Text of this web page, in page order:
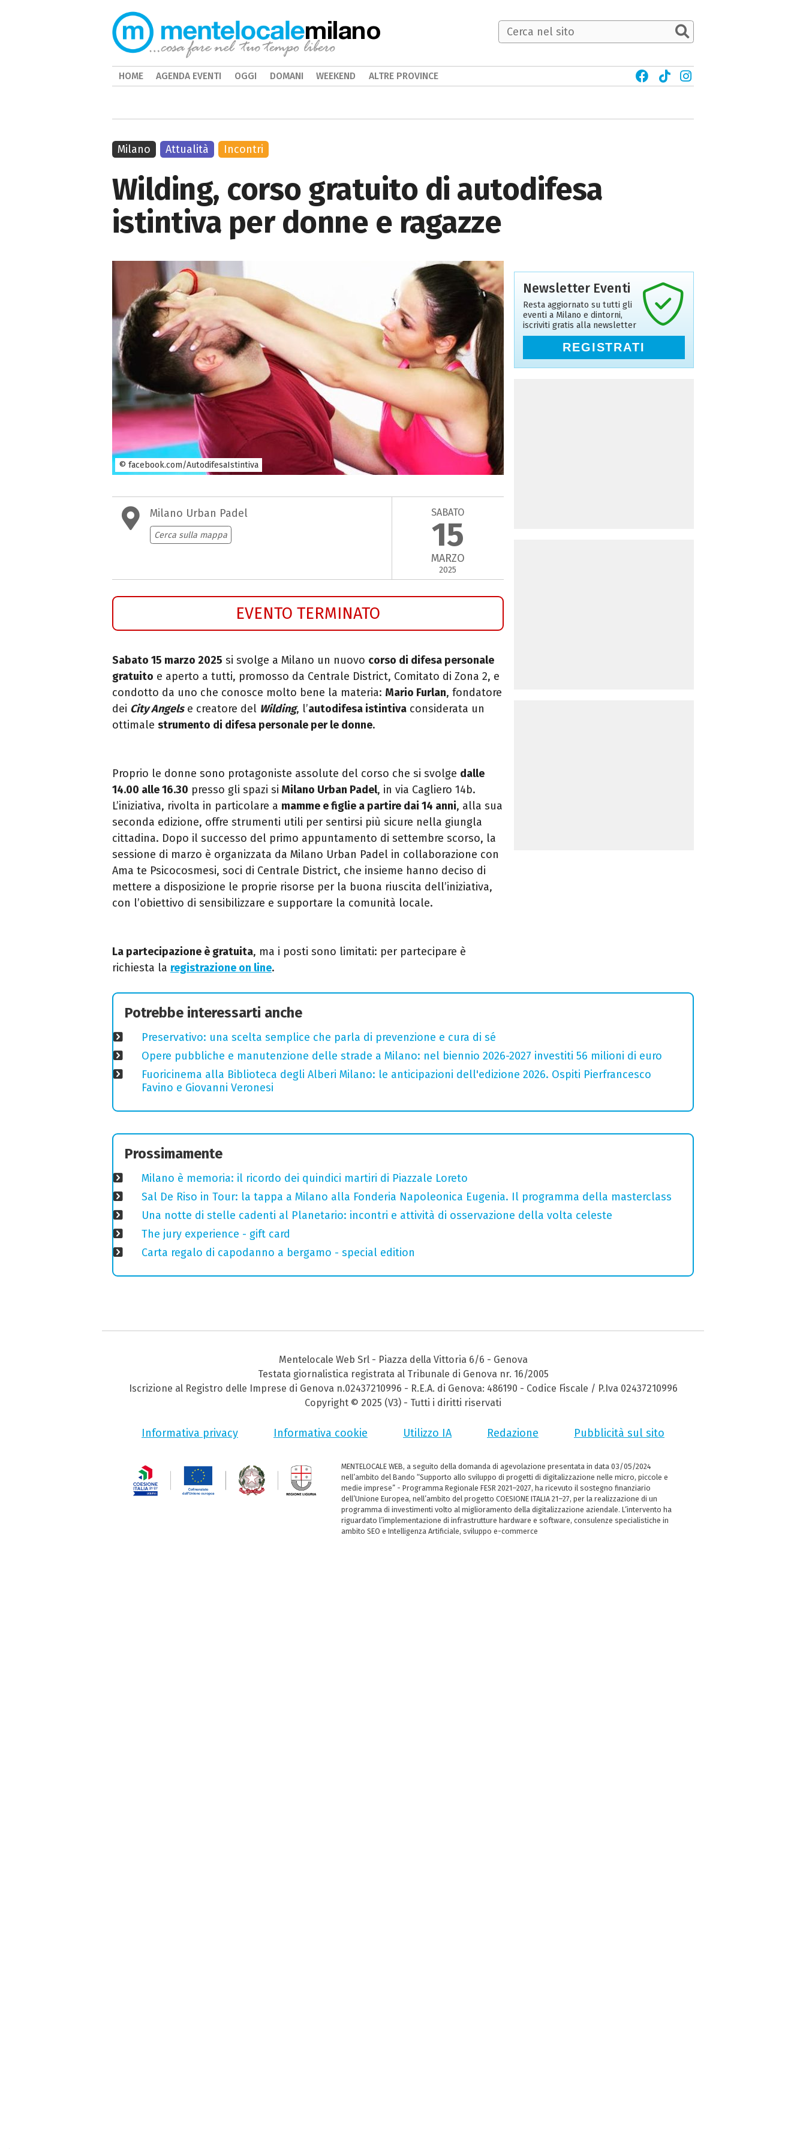
Wilding, corso gratuito di autodifesa
istintiva per donne e ragazze
© facebook.com/AutodifesaIstintiva
Milano Urban Padel
Cerca sulla mappa
SABATO
15
MARZO
2025
EVENTO TERMINATO
Sabato 15 marzo 2025 si svolge a Milano un nuovo corso di difesa personale
gratuito e aperto a tutti, promosso da Centrale District, Comitato di Zona 2, e
condotto da uno che conosce molto bene la materia: Mario Furlan, fondatore
dei City Angelse creatore del Wilding, l’autodifesa istintiva considerata un
ottimale strumento di difesa personale per le donne.
Proprio le donne sono protagoniste assolute del corso che si svolge dalle
14.00 alle 16.30 presso gli spazi si Milano Urban Padel, in via Cagliero 14b.
L’iniziativa, rivolta in particolare a mamme e figlie a partire dai 14 anni, alla sua
seconda edizione, offre strumenti utili per sentirsi più sicure nella giungla
cittadina. Dopo il successo del primo appuntamento di settembre scorso, la
sessione di marzo è organizzata da Milano Urban Padel in collaborazione con
Ama te Psicocosmesi, soci di Centrale District, che insieme hanno deciso di
mettere a disposizione le proprie risorse per la buona riuscita dell’iniziativa,
con l’obiettivo di sensibilizzare e supportare la comunità locale.
La partecipazione è gratuita, ma i posti sono limitati: per partecipare è
richiesta la registrazione on line.
Milano Attualità Incontri
Newsletter Eventi
Resta aggiornato su tutti gli
eventi a Milano e dintorni,
iscriviti gratis alla newsletter
REGISTRATI
Potrebbe interessarti anche
Preservativo: una scelta semplice che parla di prevenzione e cura di sé
Opere pubbliche e manutenzione delle strade a Milano: nel biennio 2026-2027 investiti 56 milioni di euro
Fuoricinema alla Biblioteca degli Alberi Milano: le anticipazioni dell'edizione 2026. Ospiti Pierfrancesco
Favino e Giovanni Veronesi
Prossimamente
Milano è memoria: il ricordo dei quindici martiri di Piazzale Loreto
Sal De Riso in Tour: la tappa a Milano alla Fonderia Napoleonica Eugenia. Il programma della masterclass
Una notte di stelle cadenti al Planetario: incontri e attività di osservazione della volta celeste
The jury experience - gift card
Carta regalo di capodanno a bergamo - special edition
milano
HOME AGENDA EVENTI OGGI DOMANI WEEKEND ALTRE PROVINCE
Mentelocale Web Srl - Piazza della Vittoria 6/6 - Genova
Testata giornalistica registrata al Tribunale di Genova nr. 16/2005
Iscrizione al Registro delle Imprese di Genova n.02437210996 - R.E.A. di Genova: 486190 - Codice Fiscale / P.Iva 02437210996
Copyright © 2025 (V3) - Tutti i diritti riservati
Informativa privacy Informativa cookie Utilizzo IA Redazione Pubblicità sul sito
MENTELOCALE WEB, a seguito della domanda di agevolazione presentata in data 03/05/2024
nell’ambito del Bando “Supporto allo sviluppo di progetti di digitalizzazione nelle micro, piccole e
medie imprese” - Programma Regionale FESR 2021–2027, ha ricevuto il sostegno finanziario
dell’Unione Europea, nell’ambito del progetto COESIONE ITALIA 21–27, per la realizzazione di un
programma di investimenti volto al miglioramento della digitalizzazione aziendale. L’intervento ha
riguardato l’implementazione di infrastrutture hardware e software, consulenze specialistiche in
ambito SEO e Intelligenza Artificiale, sviluppo e-commerce